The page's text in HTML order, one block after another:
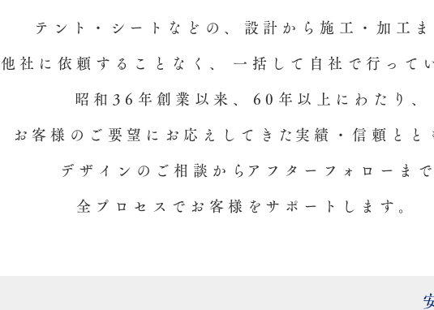
テント・シートなどの、 設計から施工・加工
他社に依頼することなく、 一括して自社で行って
昭和36年創業以来、 60年以上にわたり、
お客様のご要望にお応えしてきた実績・信頼とと
デザインのご相談からアフターフォローま
全プロセスでお客様を サポートします。